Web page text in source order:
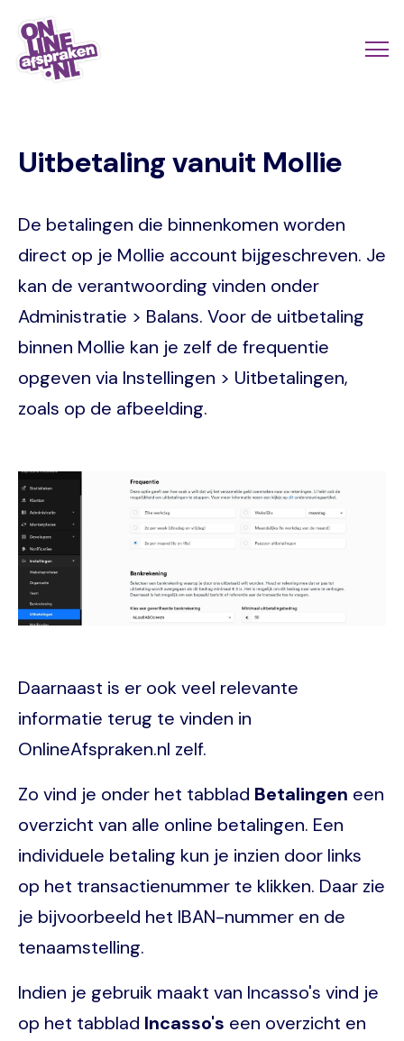
Skip
main
Uitbetaling vanuit Mollie
De betalingen die binnenkomen worden
direct op je Mollie account bijgeschreven. Je
kan de verantwoording vinden onder
Administratie > Balans. Voor de uitbetaling
binnen Mollie kan je zelf de frequentie
opgeven via Instellingen > Uitbetalingen,
zoals op de afbeelding.
Image
Daarnaast is er ook veel relevante
informatie terug te vinden in
OnlineAfspraken.nl zelf.
Zo vind je onder het tabblad Betalingen een
overzicht van alle online betalingen. Een
individuele betaling kun je inzien door links
op het transactienummer te klikken. Daar zie
je bijvoorbeeld het IBAN-nummer en de
tenaamstelling.
Indien je gebruik maakt van Incasso's vind je
op het tabblad Incasso's een overzicht en